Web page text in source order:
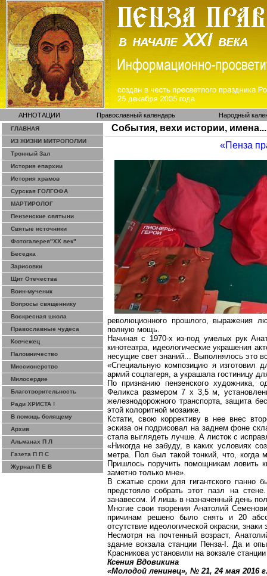
АННОТАЦИИ Православный календарь Народный
ГЛАВНАЯ
ИЗ ЖИЗНИ МИТРОПОЛИИ
Тронный Зал
История епархии
История храмов
Сурская ГОЛГОФА
МАРТИРОЛОГ
Пензенские святыни
Святые источники
Фотогалерея"ХХ век"
Беседка
Зарисовки
Щит Отечества
Воин-мученик
Вопросы священнику
Воскресная школа
Православные чудеса
Ковчежец
Паломничество
Миссионерство
Милосердие
Благотворительность
Ради ХРИСТА !
В помощь болящему
Архив
Альманах П Л
Газета П П С
Журнал П Е В
События, вехи истории, имена...
«Пенза
революционного прошлого, выражения
полную мощь.
Начиная с 1970-х из-под умелых рук
кинотеатра, идеологические украшения
несущие свет знаний... Выполнялось это
«Специальную композицию я изготовил
армий соцлагеря, а украшала гостиницу
По признанию пензенского художника,
Феликса размером 7 х 3,5 м,
железнодорожного транспорта, защита
этой колоритной мозаике.
Кстати, свою коррективу в нее внес
эскиза он подрисовал на заднем фоне
стала выглядеть лучше. А листок с
«Никогда не забуду, в каких условиях
метра. Пол был такой тонкий, что, когда
Пришлосьпоручить помощникам ловить
заметно только мне».
В сжатые сроки для гигантского панно
предстояло собрать этотпазл на
занавесом. И лишь в назначенный день
Многие свои творения Анатолий
причинам решено было снять и 20
отсутствие идеологической окраски,
Несмотря на почтенный возраст,
здание вокзала станции Пенза-I . Да и
Красникова установили на вокзале
Ксения Вдовикина
«Молодой ленинец», № 21, 24 мая2016 г